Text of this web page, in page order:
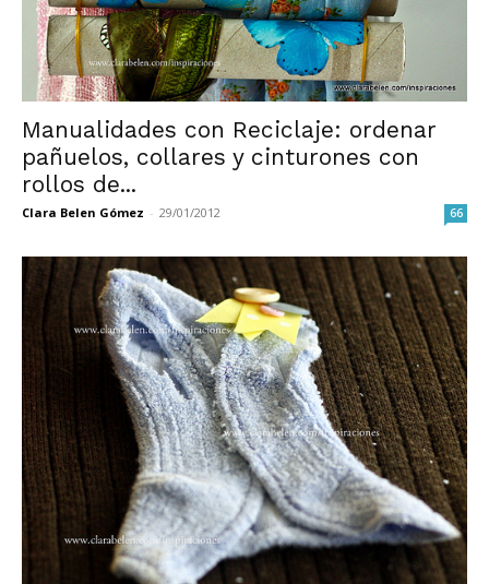
Manualidades con Reciclaje: ordenar
pañuelos, collares y cinturones con
rollos de...
Clara Belen Gómez - 29/01/2012 66